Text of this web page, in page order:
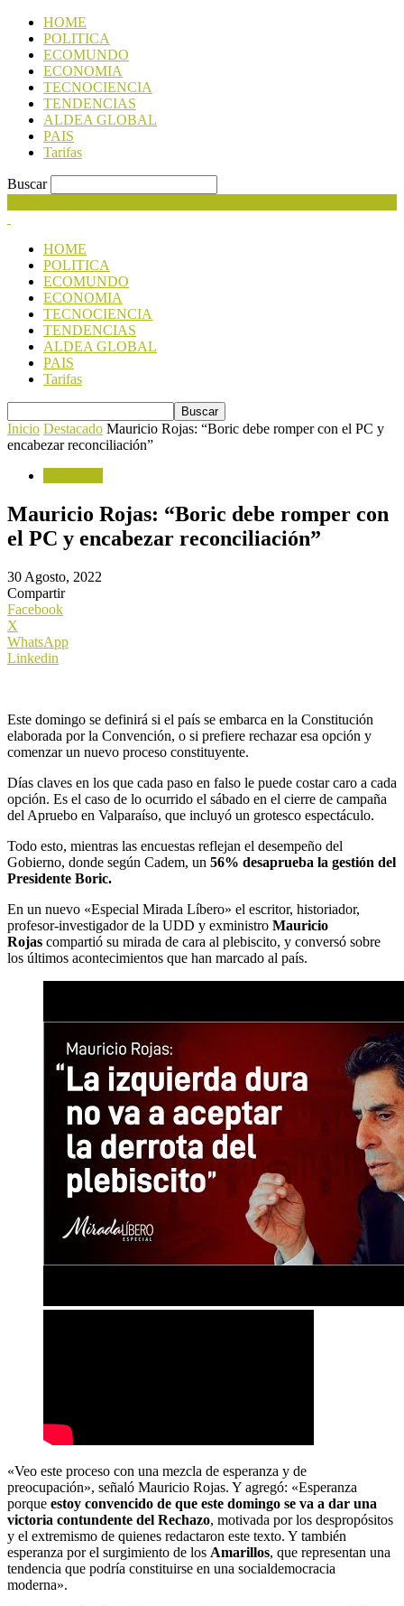
HOME
POLITICA
ECOMUNDO
ECONOMIA
TECNOCIENCIA
TENDENCIAS
ALDEA GLOBAL
PAIS
Tarifas
Buscar
HOME
POLITICA
ECOMUNDO
ECONOMIA
TECNOCIENCIA
TENDENCIAS
ALDEA GLOBAL
PAIS
Tarifas
Inicio Destacado Mauricio Rojas: “Boric debe romper con el PC y
encabezar reconciliación”
Mauricio Rojas: “Boric debe romper con
el PC y encabezar reconciliación”
30 Agosto, 2022
Compartir
Facebook
X
WhatsApp
Linkedin
Este domingo se definirá si el país se embarca en la Constitución
elaborada por la Convención, o si prefiere rechazar esa opción y
comenzar un nuevo proceso constituyente.
Días claves en los que cada paso en falso le puede costar caro a cada
opción. Es el caso de lo ocurrido el sábado en el cierre de campaña
del Apruebo en Valparaíso, que incluyó un grotesco espectáculo.
Todo esto, mientras las encuestas reflejan el desempeño del
Gobierno, donde según Cadem, un 56% desaprueba la gestión del
Presidente Boric.
En un nuevo «Especial Mirada Líbero» el escritor, historiador,
profesor-investigador de la UDD y exministro Mauricio
Rojas compartió su mirada de cara al plebiscito, y conversó sobre
los últimos acontecimientos que han marcado al país.
«Veo este proceso con una mezcla de esperanza y de
preocupación», señaló Mauricio Rojas. Y agregó: «Esperanza
porque estoy convencido de que este domingo se va a dar una
victoria contundente del Rechazo, motivada por los despropósitos
y el extremismo de quienes redactaron este texto. Y también
esperanza por el surgimiento de los Amarillos, que representan una
tendencia que podría constituirse en una socialdemocracia
moderna».